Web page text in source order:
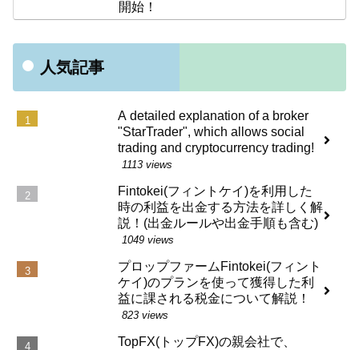
開始！
人気記事
A detailed explanation of a broker
"StarTrader", which allows social
trading and cryptocurrency trading!
1113 views
Fintokei(フィントケイ)を利用した
時の利益を出金する方法を詳しく解
説！(出金ルールや出金手順も含む)
1049 views
プロップファームFintokei(フィント
ケイ)のプランを使って獲得した利
益に課される税金について解説！
823 views
TopFX(トップFX)の親会社で、